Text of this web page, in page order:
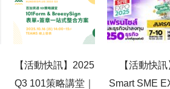
【活動快訊】2025
Q3 101策略講堂｜
【活動快訊
Smart SME